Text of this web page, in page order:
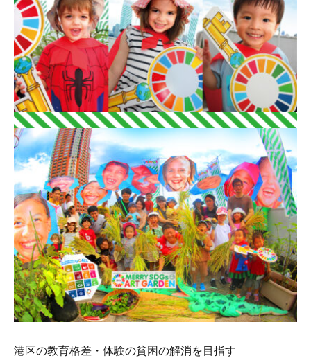
港区の教育格差・体験の貧困の解消を目指す